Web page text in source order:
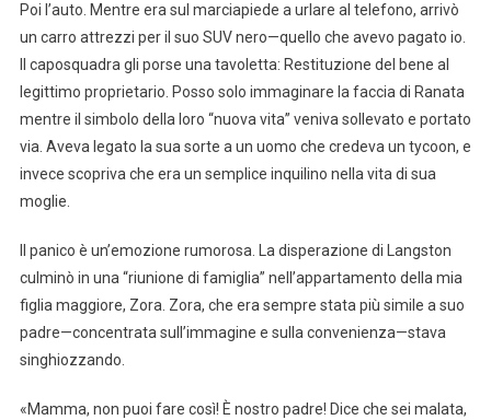
Poi l’auto. Mentre era sul marciapiede a urlare al telefono, arrivò
un carro attrezzi per il suo SUV nero—quello che avevo pagato io.
Il caposquadra gli porse una tavoletta: Restituzione del bene al
legittimo proprietario. Posso solo immaginare la faccia di Ranata
mentre il simbolo della loro “nuova vita” veniva sollevato e portato
via. Aveva legato la sua sorte a un uomo che credeva un tycoon, e
invece scopriva che era un semplice inquilino nella vita di sua
moglie.
Il panico è un’emozione rumorosa. La disperazione di Langston
culminò in una “riunione di famiglia” nell’appartamento della mia
figlia maggiore, Zora. Zora, che era sempre stata più simile a suo
padre—concentrata sull’immagine e sulla convenienza—stava
singhiozzando.
«Mamma, non puoi fare così! È nostro padre! Dice che sei malata,